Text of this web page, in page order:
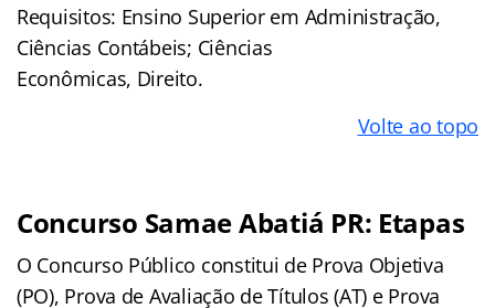
Requisitos: Ensino Superior em Administração,
Ciências Contábeis; Ciências
Econômicas, Direito.
Volte ao topo
Concurso Samae Abatiá PR: Etapas
O Concurso Público constitui de Prova Objetiva
(PO), Prova de Avaliação de Títulos (AT) e Prova